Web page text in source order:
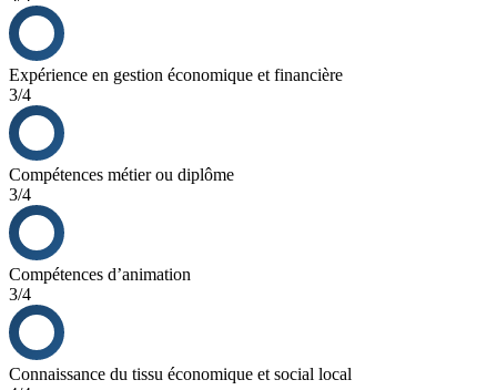
Expérience en gestion économique et financière
3/4
Compétences métier ou diplôme
3/4
Compétences d’animation
3/4
Connaissance du tissu économique et social local